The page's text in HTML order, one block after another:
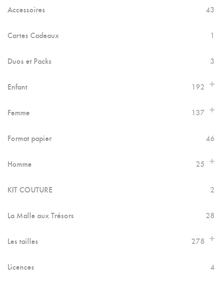
Accessoires 43
Cartes Cadeaux 1
Duos et Packs 3
Enfant 192
Femme 137
Format papier 46
Homme 25
KIT COUTURE 2
La Malle aux Trésors 28
Les tailles 278
Licences 4